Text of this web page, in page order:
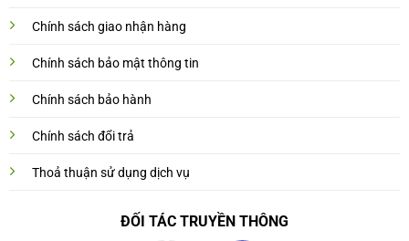
Chính sách giao nhận hàng
Chính sách bảo mật thông tin
Chính sách bảo hành
Chính sách đổi trả
Thoả thuận sử dụng dịch vụ
ĐỐI TÁC TRUYỀN THÔNG